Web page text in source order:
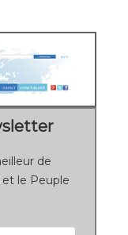
de
le Peuple